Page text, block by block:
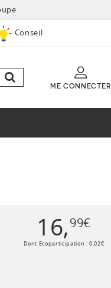
Conseil
ME CONNECTER
16,99€
Dont Ecoparticipation :0,02€